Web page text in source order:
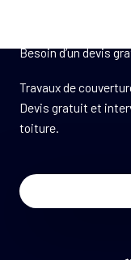
Besoin d’un devis
Travaux de
Devis gratuit et
toiture.